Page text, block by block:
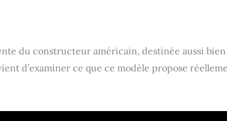
du constructeur américain, destinée aussi
d’examiner ce que ce modèle propose